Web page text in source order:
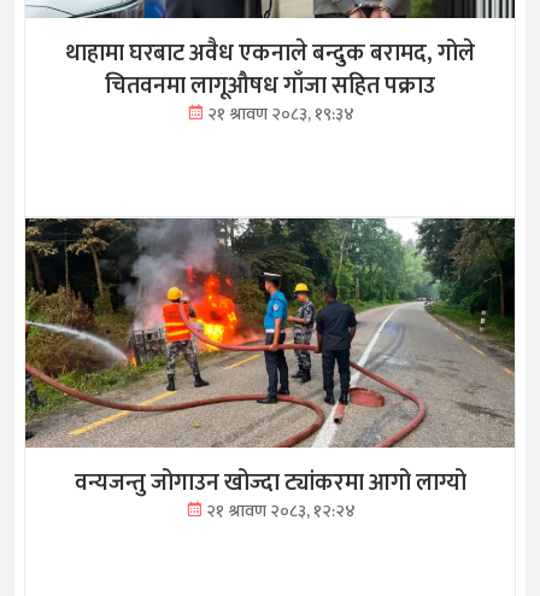
थाहामा घरबाट अवैध एकनाले बन्दुक बरामद, गोले
चितवनमा लागूऔषध गाँजा सहित पक्राउ
२१ श्रावण २०८३, १९:३४
वन्यजन्तु जोगाउन खोज्दा ट्यांकरमा आगो लाग्यो
२१ श्रावण २०८३, १२:२४